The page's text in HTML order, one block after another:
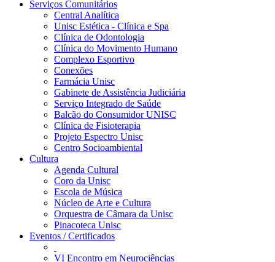
Serviços Comunitários
Central Analítica
Unisc Estética - Clínica e Spa
Clínica de Odontologia
Clínica do Movimento Humano
Complexo Esportivo
Conexões
Farmácia Unisc
Gabinete de Assistência Judiciária
Serviço Integrado de Saúde
Balcão do Consumidor UNISC
Clínica de Fisioterapia
Projeto Espectro Unisc
Centro Socioambiental
Cultura
Agenda Cultural
Coro da Unisc
Escola de Música
Núcleo de Arte e Cultura
Orquestra de Câmara da Unisc
Pinacoteca Unisc
Eventos / Certificados
VI Encontro em Neurociências